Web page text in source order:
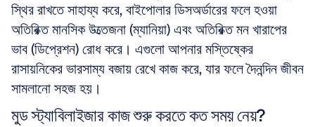
স্থির রাখতে সাহায্য করে, বাইপোলার ডিসঅর্ডারের ফলে হওয়া
অতিরিক্ত মানসিক উত্তেজনা (ম্যানিয়া) এবং অতিরিক্ত মন খারাপের
ভাব (ডিপ্রেশন) রোধ করে। এগুলো আপনার মস্তিষ্কের
রাসায়নিকের ভারসাম্য বজায় রেখে কাজ করে, যার ফলে দৈনন্দিন জীবন
সামলানো সহজ হয়।
মুড স্ট্যাবিলাইজার কাজ শুরু করতে কত সময় নেয়?